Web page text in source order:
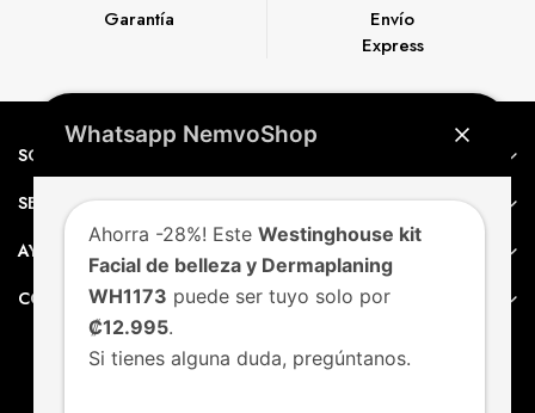
Garantía
Envío
Express
SOBRE NEMVO
SERVICIO AL CLIENTE
AYUDA
CONTACTO
Whatsapp NemvoShop
Ahorra -28%! Este Westinghouse kit
Facial de belleza y Dermaplaning
WH1173 puede ser tuyo solo por
₡12.995.
Si tienes alguna duda, pregúntanos.